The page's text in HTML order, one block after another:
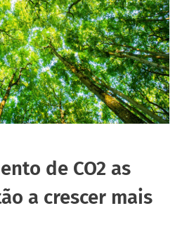
de CO2 as
a crescer mais